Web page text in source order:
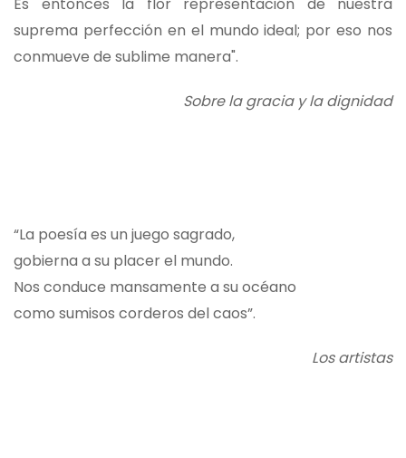
suprema perfección en el mundo ideal; por eso nos
conmueve de sublime manera".
Sobre la gracia y la dignidad
“La poesía es un juego sagrado,
gobierna a su placer el mundo.
Nos conduce mansamente a su océano
como sumisos corderos del caos”.
Los artistas